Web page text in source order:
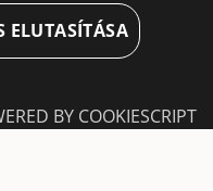
gyors illetve bármikor
ELUTASÍTÁSA
BY COOKIESCRIPT